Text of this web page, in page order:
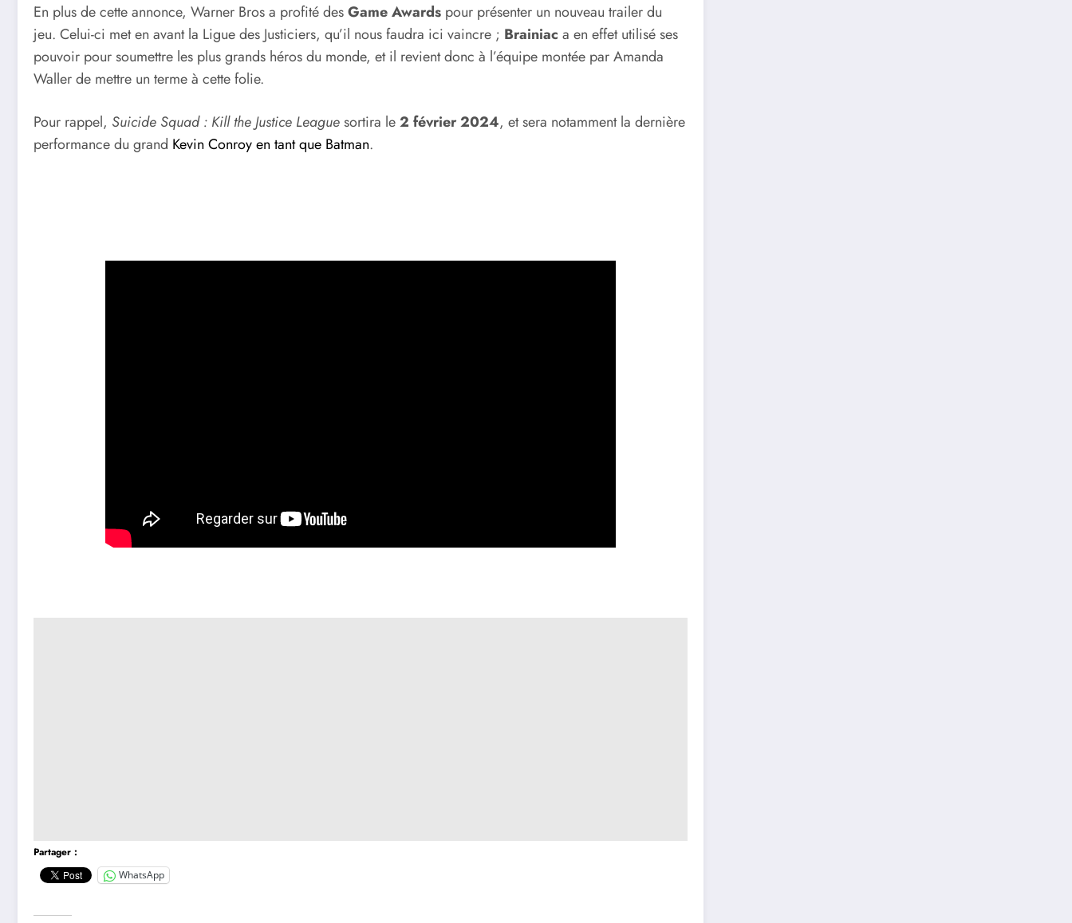
En plus de cette annonce, Warner Bros a profité desGame Awards pour présenter un nouveau trailer du
jeu. Celui-ci met en avant la Ligue des Justiciers, qu’il nous faudra ici vaincre ; Brainiac a en effet utilisé ses
pouvoir pour soumettre les plus grands héros du monde, et il revient donc à l’équipe montée par Amanda
Waller de mettre un terme à cette folie.
Pour rappel, Suicide Squad : Kill the Justice Leaguesortira le2 février 2024, et sera notamment la dernière
performance du grand Kevin Conroy en tant que Batman.
Partager :
WhatsApp